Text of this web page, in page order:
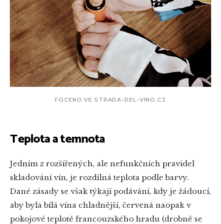
FOCENO VE STRADA-DEL-VINO.CZ
Teplota a temnota
Jedním z rozšířených, ale nefunkčních pravidel
skladování vín, je rozdílná teplota podle barvy.
Dané zásady se však týkají podávání, kdy je žádoucí,
aby byla bílá vína chladnější, červená naopak v
pokojové teplotě francouzského hradu (drobně se